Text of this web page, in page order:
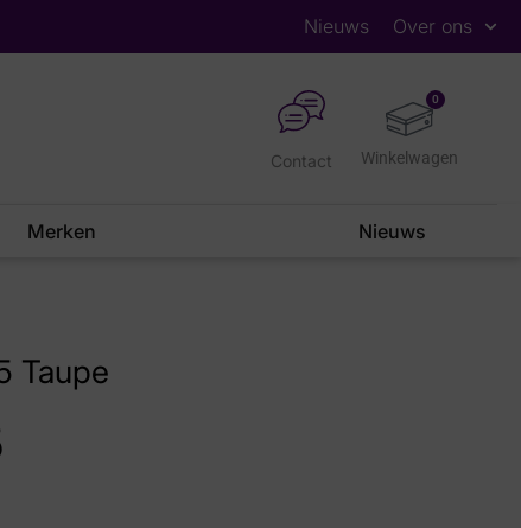
Nieuws Over ons
0
Contact
Merken Nieuws
Taupe